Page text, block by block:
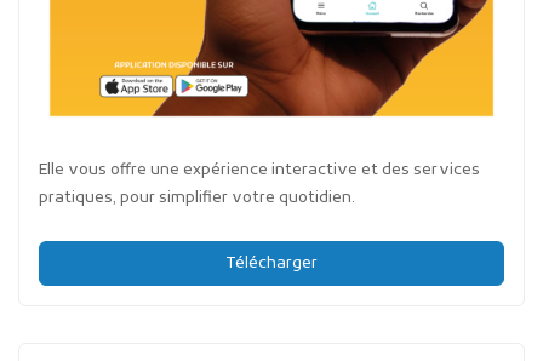
Elle vous offre une expérience interactive et des services
pratiques, pour simplifier votre quotidien.
Télécharger